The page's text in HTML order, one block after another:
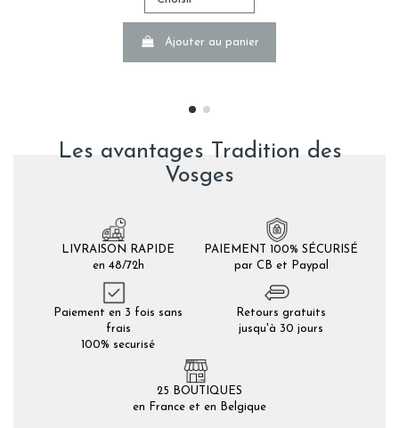
Ajouter au panier
Les avantages Tradition des
Vosges
LIVRAISON RAPIDE
en 48/72h
PAIEMENT 100% SÉCURISÉ
par CB et Paypal
Paiement en 3 fois sans
frais
100% securisé
Retours gratuits
jusqu'à 30 jours
25 BOUTIQUES
en France et en Belgique